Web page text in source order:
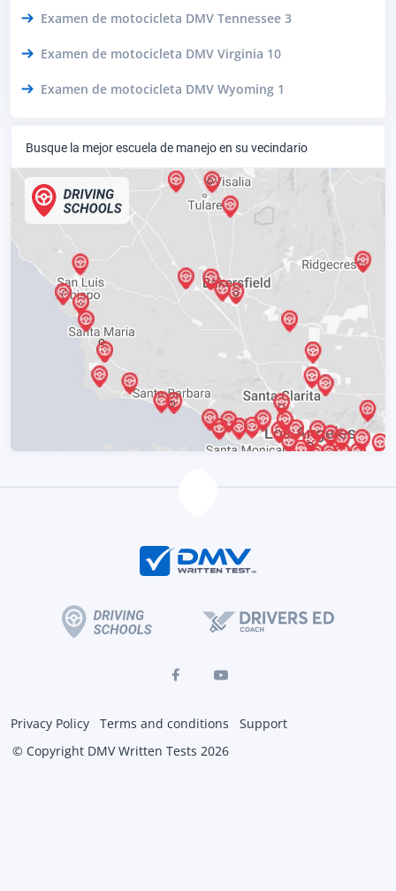
Examen de motocicleta DMV Tennessee 3
Examen de motocicleta DMV Virginia 10
Examen de motocicleta DMV Wyoming 1
Busque la mejor escuela de manejo en su vecindario
Privacy Policy Terms and conditions
Support
© Copyright DMV Written Tests 2026